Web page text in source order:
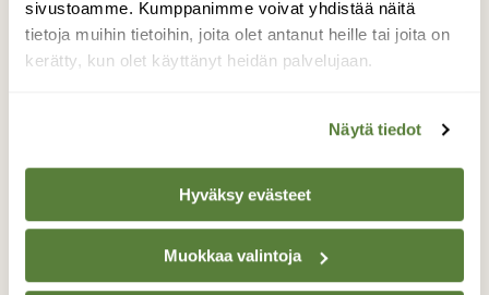
sivustoamme. Kumppanimme voivat yhdistää näitä
tietoja muihin tietoihin, joita olet antanut heille tai joita on
kerätty, kun olet käyttänyt heidän palvelujaan.
Näytä tiedot
Hyväksy evästeet
Muokkaa valintoja
Mustarastas juomassa
Aamun lämpö sulatti lammikon jään ja linnut
Valokuvaaja: Reijo Juurinen, Veikkola Maaliskuu